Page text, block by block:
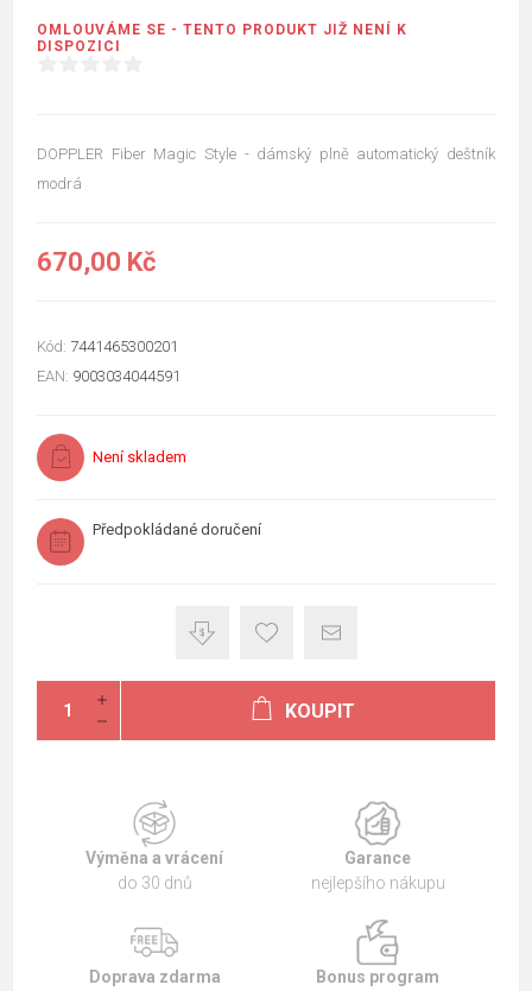
OMLOUVÁME SE - TENTO PRODUKT JIŽ NENÍ K
DISPOZICI
DOPPLER Fiber Magic Style - dámský plně automatický deštník
modrá
670,00 Kč
Kód: 7441465300201
EAN: 9003034044591
Není skladem
Předpokládané doručení
KOUPIT
Výměna a vrácení
do 30 dnů
Garance
nejlepšího nákupu
Doprava zdarma
Bonus program